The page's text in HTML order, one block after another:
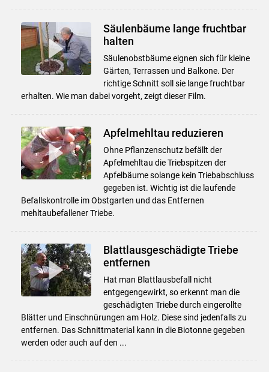
Säulenbäume lange fruchtbar
halten
Säulenobstbäume eignen sich für kleine
Gärten, Terrassen und Balkone. Der
richtige Schnitt soll sie lange fruchtbar
erhalten. Wie man dabei vorgeht, zeigt dieser Film.
Apfelmehltau reduzieren
Ohne Pflanzenschutz befällt der
Apfelmehltau die Triebspitzen der
Apfelbäume solange kein Triebabschluss
gegeben ist. Wichtig ist die laufende
Befallskontrolle im Obstgarten und das Entfernen
mehltaubefallener Triebe.
Blattlausgeschädigte Triebe
entfernen
Hat man Blattlausbefall nicht
entgegengewirkt, so erkennt man die
geschädigten Triebe durch eingerollte
Blätter und Einschnürungen am Holz. Diese sind jedenfalls zu
entfernen. Das Schnittmaterial kann in die Biotonne gegeben
werden oder auch auf den ...